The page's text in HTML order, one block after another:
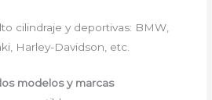
cilindraje y deportivas: BMW,
Harley-Davidson, etc.
modelos y marcas